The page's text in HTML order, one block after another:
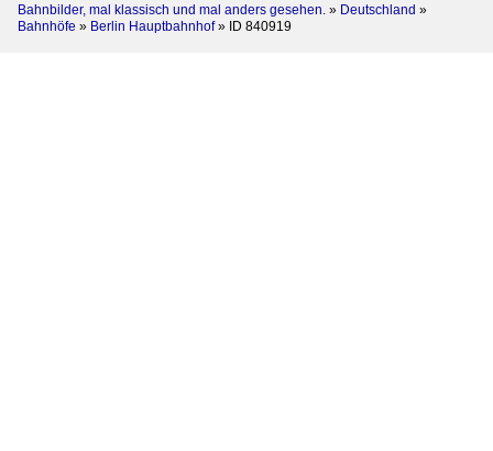
Bahnbilder, mal klassisch und mal anders gesehen. » Deutschland »
Bahnhöfe » Berlin Hauptbahnhof» ID 840919